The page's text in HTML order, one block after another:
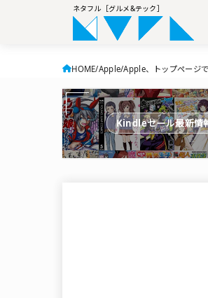
ネタフル［グルメ&テック］
HOME Apple Apple、トップページ
Kindleセール最新情